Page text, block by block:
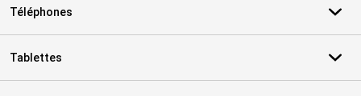
Téléphones
Tablettes